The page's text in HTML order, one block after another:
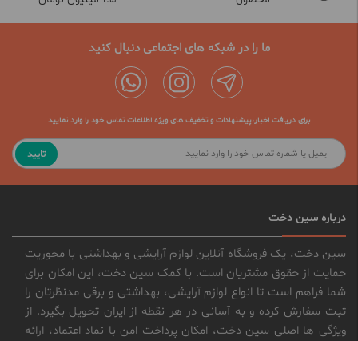
ما را در شبکه های اجتماعی دنبال کنید
برای دریافت اخبار،پیشنهادات و تخفیف های ویژه اطلاعات تماس خود را وارد نمایید
تایید
درباره سین دخت
سین دخت، یک فروشگاه آنلاین لوازم آرایشی و بهداشتی با محوریت
حمایت از حقوق مشتریان است. با کمک سین دخت، این امکان برای
شما فراهم است تا انواع لوازم آرایشی، بهداشتی و برقی مدنظرتان را
ثبت سفارش کرده و به آسانی در هر نقطه از ایران تحویل بگیرد. از
ویژگی ها اصلی سین دخت، امکان پرداخت امن با نماد اعتماد، ارائه